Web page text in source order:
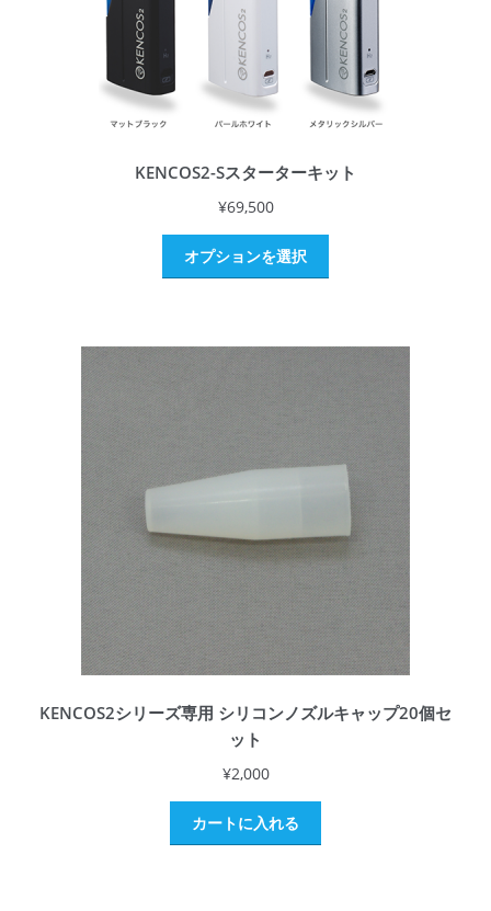
KENCOS2-Sスターターキット
¥69,500
オプションを選択
KENCOS2シリーズ専用 シリコンノズルキャップ20個セ
ット
¥2,000
カートに入れる